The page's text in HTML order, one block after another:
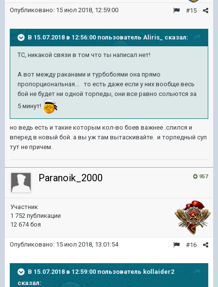
#15
Опубликовано: 15 июл 2018, 12:59:00
В 15.07.2018 в 12:56:00 пользователь Aliris_ сказал:
ТС, никакой связи в том что ты написал нет!
А вот между раканами и турбобоями она прямо
пропорциональная... то есть даже если у них вообще весь
бой не будет ни одной торпеды, они все равно сольются за
5 минут!
но ведь есть и такие которым кол-во боев важнее .слился и
вперед в новый бой. а вы уж там вытаскивайте. и торпедный суп
тут не причем.
957
Paranoik_2000
Участник
1 752 публикации
12 674 боя
#16
Опубликовано: 15 июл 2018, 13:01:54
В 15.07.2018 в 12:59:00 пользователь kollaider2
сказал: